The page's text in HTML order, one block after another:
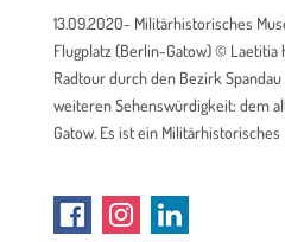
13.09.2020- Militärhistorisches
Flugplatz (Berlin-Gatow) © Laetitia
Radtour durch den Bezirk
weiteren Sehenswürdigkeit: dem
Gatow. Es ist ein Militärhistorisches